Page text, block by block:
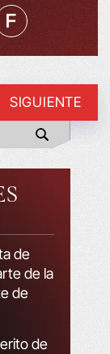
SIGUIENTE
de
de la
de
de